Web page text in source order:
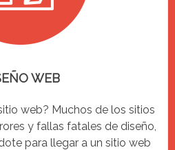
WEB
web? Muchos de los sitios
y fallas fatales de diseño,
para llegar a un sitio web